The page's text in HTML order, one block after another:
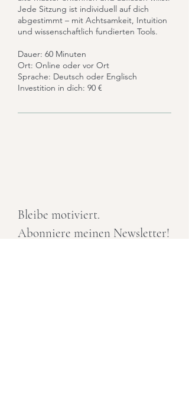
Jede Sitzung ist individuell auf dich
abgestimmt – mit Achtsamkeit, Intuition
und wissenschaftlich fundierten Tools.
Dauer: 60 Minuten
Ort: Online oder vor Ort
Sprache: Deutsch oder Englisch
Investition in dich: 90 €
Bleibe motiviert.
Abonniere meinen Newsletter!